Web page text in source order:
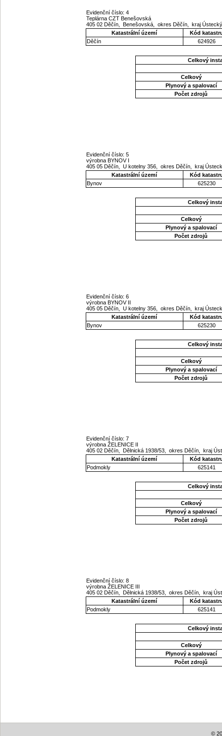
Evidenční číslo: 4
Teplárna CZT Benešovská
405 02 Děčín, Benešovská, okres Děčín, kraj
Katastrální území
Kód
Děčín
624926
Celkový
Celkový
Plynový a spalovací
Počet zdrojů
Evidenční číslo: 5
výrobna BYNOV I
405 05 Děčín, U kotelny 356, okres Děčín, kraj
Katastrální území
Kód
Bynov
625230
Celkový
Celkový
Plynový a spalovací
Počet zdrojů
Evidenční číslo: 6
výrobna BYNOV II
405 05 Děčín, U kotelny 356, okres Děčín, kraj
Katastrální území
Kód
Bynov
625230
Celkový
Celkový
Plynový a spalovací
Počet zdrojů
Evidenční číslo: 7
výrobna ŽELENICE II
405 02 Děčín, Dělnická 1938/53, okres Děčín, kraj
Katastrální území
Kód
Podmokly
625141
Celkový
Celkový
Plynový a spalovací
Počet zdrojů
Evidenční číslo: 8
výrobna ŽELENICE III
405 02 Děčín, Dělnická 1938/53, okres Děčín, kraj
Katastrální území
Kód
Podmokly
625141
Celkový
Celkový
Plynový a spalovací
Počet zdrojů
©